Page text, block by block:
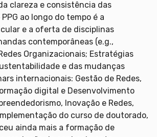
clareza e consistência das
ao longo do tempo é a
e a oferta de disciplinas
contemporâneas (e.g.,
Organizacionais; Estratégias
e das mudanças
internacionais: Gestão de Redes,
digital e Desenvolvimento
Inovação e Redes,
do curso de doutorado,
ainda mais a formação de